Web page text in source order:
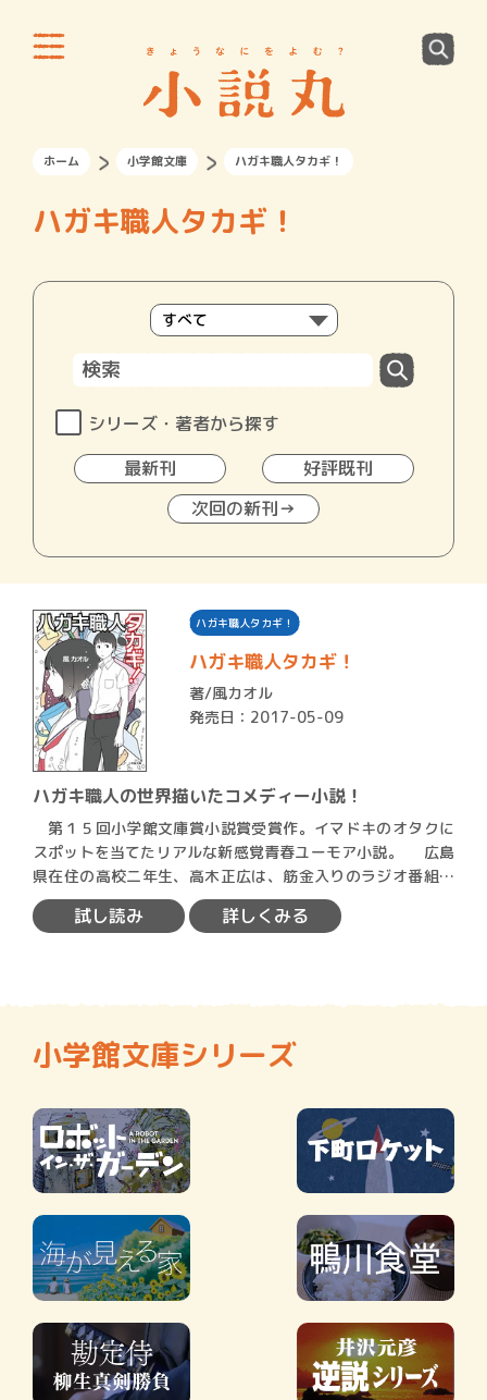
ホーム 小学館文庫 ハガキ職人タカギ！
ハガキ職人タカギ！
シリーズ・著者から探す
最新刊
好評既刊
次回の新刊→
ハガキ職人タカギ！
ハガキ職人タカギ！
著/風カオル
発売日：2017-05-09
ハガキ職人の世界描いたコメディー小説！
第１５回小学館文庫賞小説賞受賞作。イマドキのオタクに
スポットを当てたリアルな新感覚青春ユーモア小説。 広島
県在住の高校二年生、高木正広は、筋金入りのラジオ番組の
ハガ…
試し読み 詳しくみる
小学館文庫シリーズ